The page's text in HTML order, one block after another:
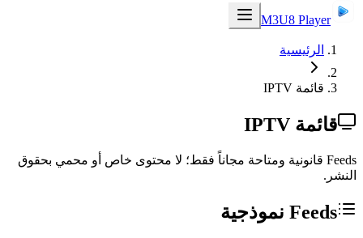
M3U8 Player
الرئيسية
قائمة IPTV
قائمة IPTV
Feeds قانونية ومتاحة مجاناً فقط؛ لا محتوى خاص أو محمي بحقوق
النشر.
Feeds نموذجية